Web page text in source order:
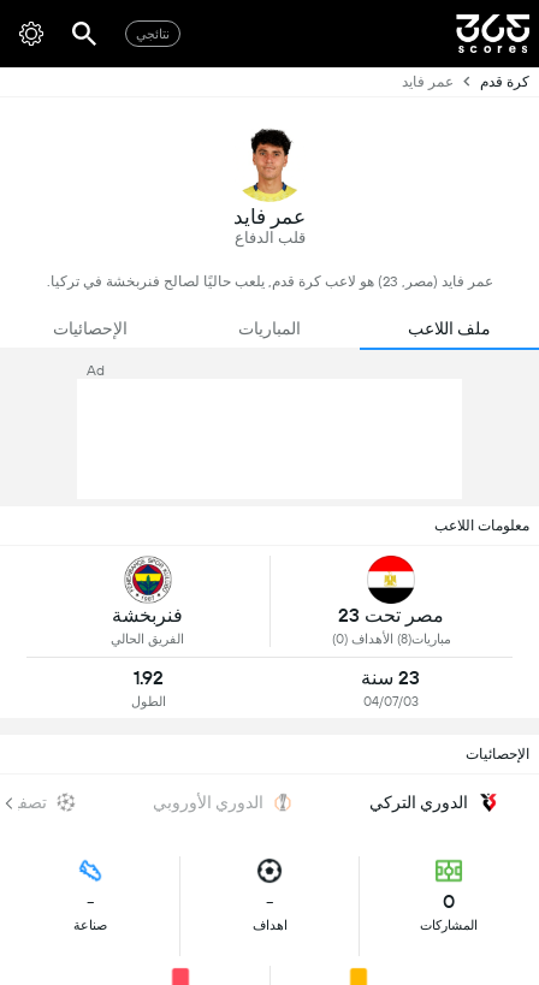
نتائجي
كرة قدم عمر فايد
عمر فايد
قلب الدفاع
عمر فايد (مصر, 23) هو لاعب كرة قدم, يلعب حاليًا لصالح فنربخشة في تركيا.
ملف اللاعب المباريات الإحصائيات
Ad
معلومات اللاعب
مصر تحت 23
مباريات(8) الأهداف (0)
فنربخشة
الفريق الحالي
23 سنة
04/07/03
1.92
الطول
الإحصائيات
الدوري التركي الدوري الأوروبي
0
المشاركات
-
اهداف
-
صناعة